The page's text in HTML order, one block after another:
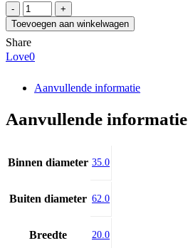
CX
F-
615360
aantal
Toevoegen aan winkelwagen
Share
Love0
Aanvullende informatie
Aanvullende informatie
Binnen diameter 35.0
Buiten diameter 62.0
Breedte 20.0